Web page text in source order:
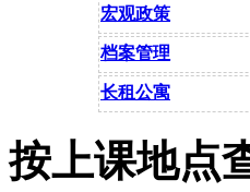
宏观政策
档案管理
长租公寓
按上课地点